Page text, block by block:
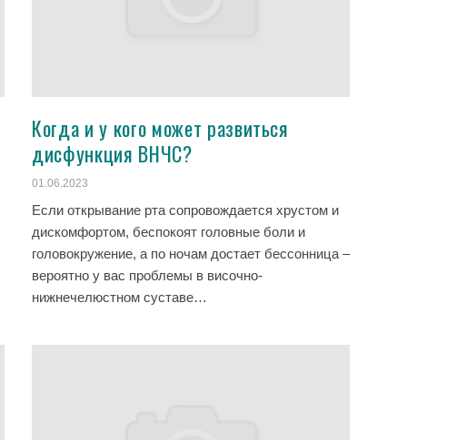
Когда и у кого может развиться
дисфункция ВНЧС?
01.06.2023
Если открывание рта сопровождается хрустом и
дискомфортом, беспокоят головные боли и
головокружение, а по ночам достает бессонница –
вероятно у вас проблемы в височно-
нижнечелюстном суставе…